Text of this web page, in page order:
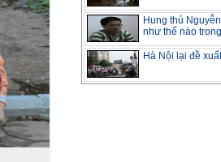
Hung thủ
như thế nào
Hà Nội lại đề